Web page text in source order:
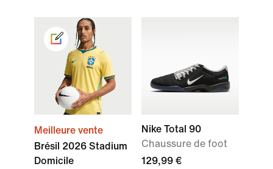
Meilleure vente
Brésil 2026 Stadium
Domicile
Nike Total 90
Chaussure de foot
129,99 €